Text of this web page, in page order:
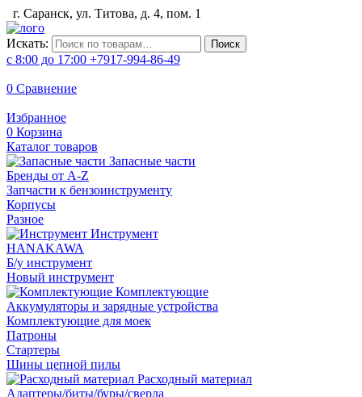
г. Саранск, ул. Титова, д. 4, пом. 1
Искать: Поиск
с 8:00 до 17:00 +7917-994-86-49
0 Сравнение
Избранное
0 Корзина
Каталог товаров
Запасные части
Бренды от A-Z
Запчасти к бензоинструменту
Корпусы
Разное
Инструмент
HANAKAWA
Б/у инструмент
Новый инструмент
Комплектующие
Аккумуляторы и зарядные устройства
Комплектующие для моек
Патроны
Стартеры
Шины цепной пилы
Расходный материал
Адаптеры/биты/буры/сверла